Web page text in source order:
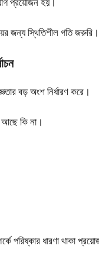
প্রয়োজন হয়।
জন্য স্থিতিশীল গতি জরুরি।
বড় অংশ নির্ধারণ করে।
কি না।
পরিষ্কার ধারণা থাকা